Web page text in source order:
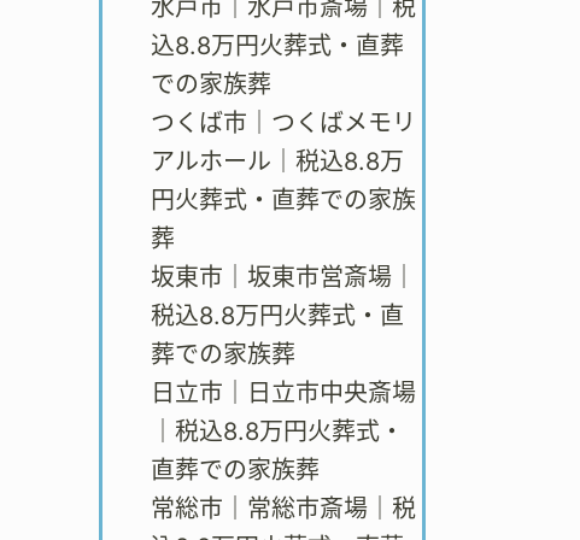
水戸市｜水戸市斎場｜税
込8.8万円火葬式・直葬
での家族葬
つくば市｜つくばメモリ
アルホール｜税込8.8万
円火葬式・直葬での家族
葬
坂東市｜坂東市営斎場｜
税込8.8万円火葬式・直
葬での家族葬
日立市｜日立市中央斎場
｜税込8.8万円火葬式・
直葬での家族葬
常総市｜常総市斎場｜税